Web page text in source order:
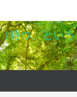
待つ、という